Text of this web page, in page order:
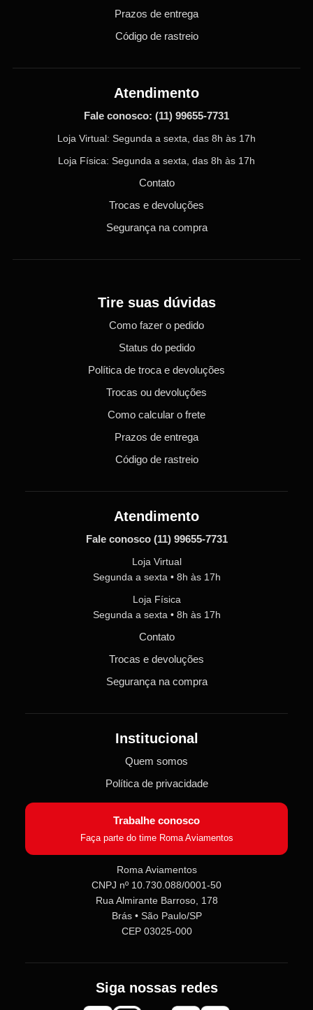
Roma Aviamentos
Aviamentos!
Fale com a gente pelo SAC para tirar
dúvidas sobre pedidos e produtos,
ou entre no nossoGrupo VIP
Prazos de entrega
Código de rastreio
Atendimento
Fale conosco: (11) 99655-7731
Loja Virtual: Segunda a sexta, das 8h às 17h
Loja Física: Segunda a sexta, das 8h às 17h
Contato
Trocas e devoluções
Segurança na compra
Tire suas dúvidas
Como fazer o pedido
Status do pedido
Política de troca e devoluções
Trocas ou devoluções
Como calcular o frete
Prazos de entrega
Código de rastreio
Atendimento
Fale conosco (11) 99655-7731
Loja Virtual
Segunda a sexta • 8h às 17h
Loja Física
Segunda a sexta • 8h às 17h
Contato
Trocas e devoluções
Segurança na compra
Institucional
Quem somos
Política de privacidade
Trabalhe conosco
Faça parte do time Roma Aviamentos
Roma Aviamentos
CNPJ nº 10.730.088/0001-50
Rua Almirante Barroso, 178
Brás • São Paulo/SP
CEP 03025-000
Siga nossas redes